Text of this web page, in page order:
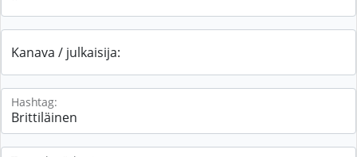
Kanava / julkaisija:
Hashtag: